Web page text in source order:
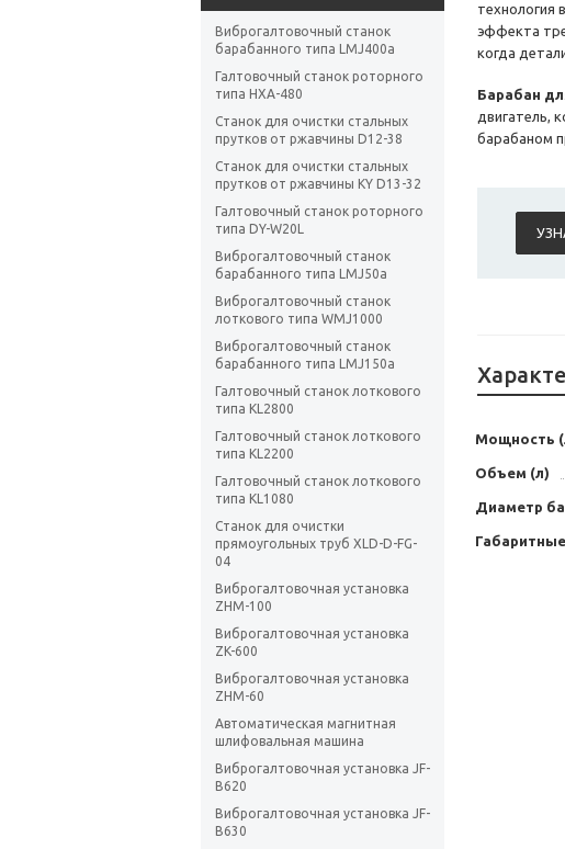
Виброгалтовочный станок
барабанного типа LMJ400a
Галтовочный станок роторного
типа HXA-480
Станок для очистки стальных
прутков от ржавчины D12-38
Станок для очистки стальных
прутков от ржавчины KY D13-32
Галтовочный станок роторного
типа DY-W20L
Виброгалтовочный станок
барабанного типа LMJ50a
Виброгалтовочный станок
лоткового типа WMJ1000
Виброгалтовочный станок
барабанного типа LMJ150a
Галтовочный станок лоткового
типа KL2800
Галтовочный станок лоткового
типа KL2200
Галтовочный станок лоткового
типа KL1080
Станок для очистки
прямоугольных труб XLD-D-FG-
04
Виброгалтовочная установка
ZHM-100
Виброгалтовочная установка
ZK-600
Виброгалтовочная установка
ZHM-60
Автоматическая магнитная
шлифовальная машина
Виброгалтовочная установка JF-
B620
Виброгалтовочная установка JF-
B630
технология
эффекта
когда
Барабан
двигатель,
барабаном
Мощность
Объем (л)
Диаметр